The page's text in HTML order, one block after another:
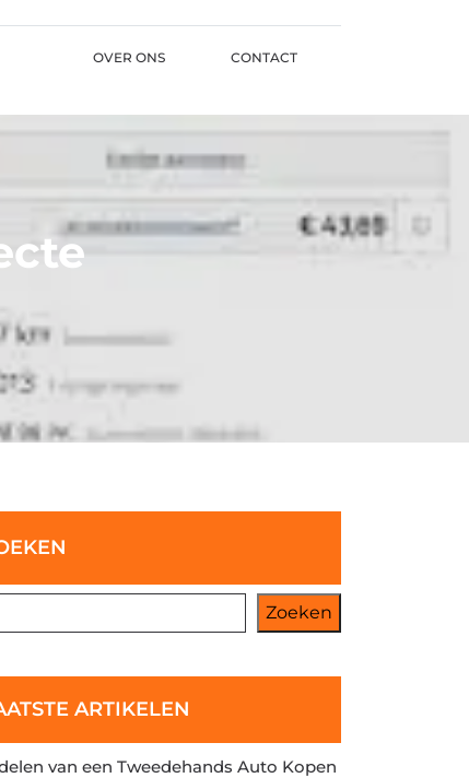
OVER ONS CONTACT
Zoeken
ARTIKELEN
van een Tweedehands Auto Kopen